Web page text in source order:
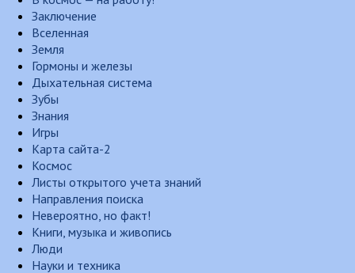
Заключение
Вселенная
Земля
Гормоны и железы
Дыхательная система
Зубы
Знания
Игры
Карта сайта-2
Космос
Листы открытого учета знаний
Направления поиска
Невероятно, но факт!
Книги, музыка и живопись
Люди
Науки и техника